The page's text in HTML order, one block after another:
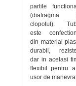
partile
(diafragma
clopotul).
este
din material
durabil,
dar in acelasi
flexibil pentru
usor de